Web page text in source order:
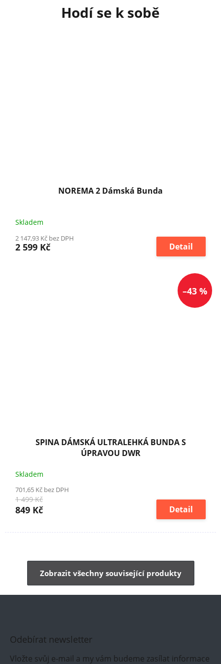
NOREMA 2 Dámská Bunda
Skladem
2 147,93 Kč bez DPH
2 599 Kč Detail
–43 %
SPINA DÁMSKÁ ULTRALEHKÁ BUNDA S
ÚPRAVOU DWR
Skladem
701,65 Kč bez DPH
1 499 Kč
849 Kč Detail
Zobrazit všechny související produkty
Odebírat newsletter
Vložte svůj e-mail a my vám budeme zasílat informace